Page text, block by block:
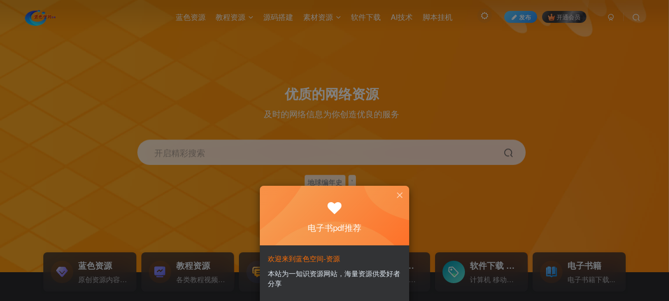
发布 开通会员
蓝色资源 教程资源 源码搭建 素材资源 软件下载 AI技术 脚本挂机
优质的网络资源
及时的网络信息为你创造优良的服务
开启精彩搜索
地球编年史 '
蓝色资源
原创资源内容精选...
教程资源
各类教程视频音频等资源...
源码搭建
各类源码搭建...
素材资源NEW
海量素材,资源分享...
软件下载GO
计算机 移动设备 软件下载....
电子书籍
电子书籍下载...
电子书pdf推荐
欢迎来到蓝色空间-资源
本站为一知识资源网站，海量资源供爱好者
分享